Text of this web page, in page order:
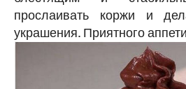
прослаивать коржи и
украшения. Приятного